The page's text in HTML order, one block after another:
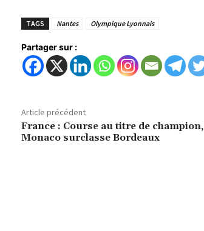
TAGS Nantes Olympique Lyonnais
Partager sur :
Article précédent
France : Course au titre de champion,
Monaco surclasse Bordeaux